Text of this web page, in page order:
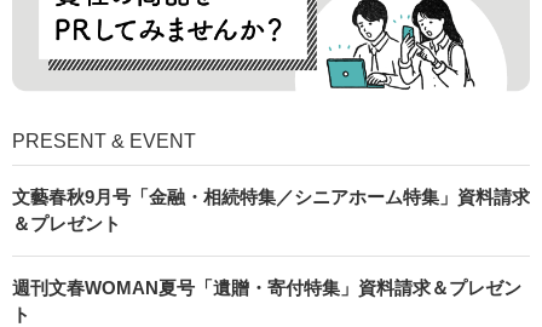
PRESENT & EVENT
文藝春秋9月号「金融・相続特集／シニアホーム特集」資料請求
＆プレゼント
週刊文春WOMAN夏号「遺贈・寄付特集」資料請求＆プレゼン
ト